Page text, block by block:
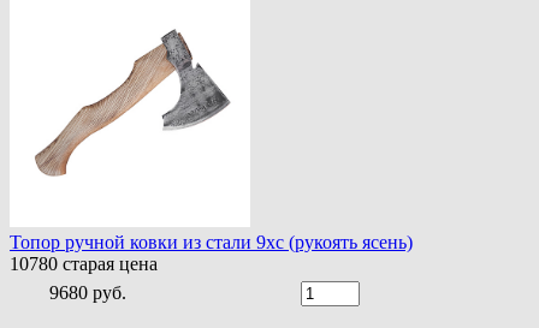
Топор ручной ковки из стали 9хс (рукоять ясень)
10780 старая цена
9680 руб.